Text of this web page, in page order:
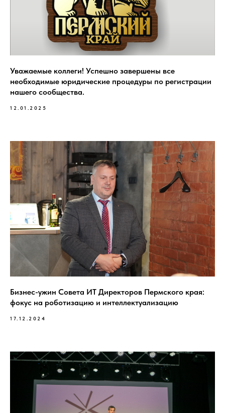
Уважаемые коллеги! Успешно завершены все
необходимые юридические процедуры по регистрации
нашего сообщества.
12.01.2025
Бизнес-ужин Совета ИТ Директоров Пермского края:
фокус на роботизацию и интеллектуализацию
17.12.2024